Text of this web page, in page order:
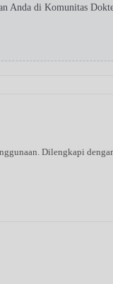
Anda di Komunitas
Dilengkapi